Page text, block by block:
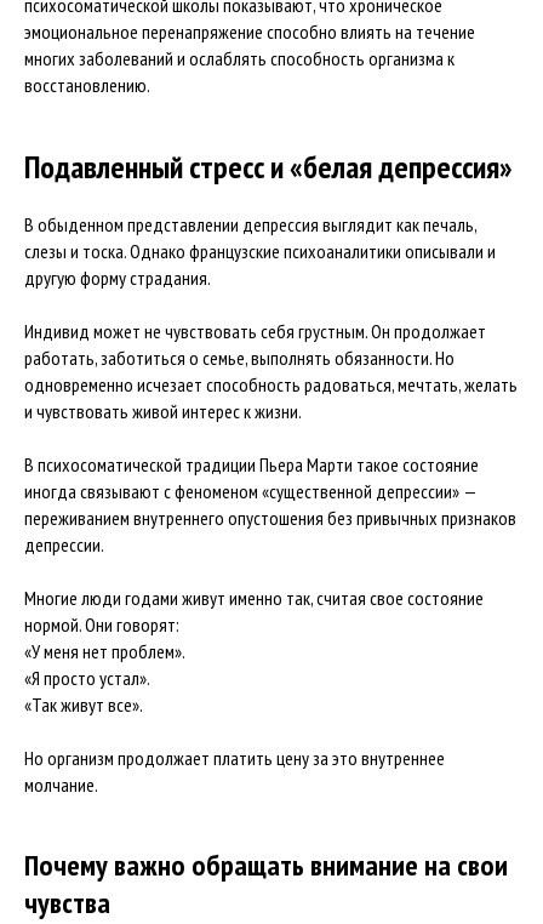
психосоматической школы показывают, что хроническое
эмоциональное перенапряжение способно влиять на течение
многих заболеваний и ослаблять способность организма к
восстановлению.
Подавленный стресс и «белая депрессия»
В обыденном представлении депрессия выглядит как печаль,
слезы и тоска. Однако французские психоаналитики описывали и
другую форму страдания.
Индивид может не чувствовать себя грустным. Он продолжает
работать, заботиться о семье, выполнять обязанности. Но
одновременно исчезает способность радоваться, мечтать, желать
и чувствовать живой интерес к жизни.
В психосоматической традиции Пьера Марти такое состояние
иногда связывают с феноменом «существенной депрессии» —
переживанием внутреннего опустошения без привычных признаков
депрессии.
Многие люди годами живут именно так, считая свое состояние
нормой. Они говорят:
«У меня нет проблем».
«Я просто устал».
«Так живут все».
Но организм продолжает платить цену за это внутреннее
молчание.
Почему важно обращать внимание на свои
чувства